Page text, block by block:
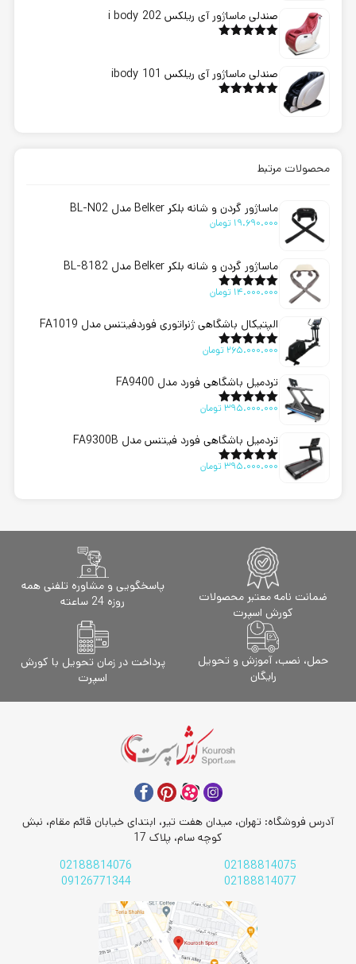
صندلی ماساژور آی ریلکس i body 202
صندلی ماساژور آی ریلکس ibody 101
محصولات مرتبط
ماساژور گردن و شانه بلکر Belker مدل BL-N02
19.690.000 تومان
ماساژور گردن و شانه بلکر Belker مدل BL-8182
امتیاز5.00
14.000.000 تومان
الپتیکال باشگاهی ژنراتوری فوردفیتنس مدل FA1019
امتیاز5.00
265.000.000 تومان
تردمیل باشگاهی فورد مدل FA9400
امتیاز5.00
395.000.000تومان
تردمیل باشگاهی فورد فیتنس مدل FA9300B
امتیاز5.00
395.000.000تومان
ضمانت نامه معتبر محصولات
کورش اسپرت
پاسخگویی و مشاوره تلفنی همه
روزه 24 ساعته
حمل، نصب، آموزش و تحویل
رایگان
پرداخت در زمان تحویل با کورش
اسپرت
آدرس فروشگاه: تهران، میدان هفت تیر، ابتدای خیابان قائم مقام، نبش
کوچه سام، پلاک 17
02188814075
02188814076
02188814077
09126771344